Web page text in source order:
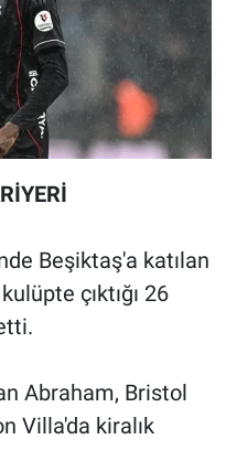
Beşiktaş'a katılan
çıktığı 26
Abraham, Bristol
Villa'da kiralık